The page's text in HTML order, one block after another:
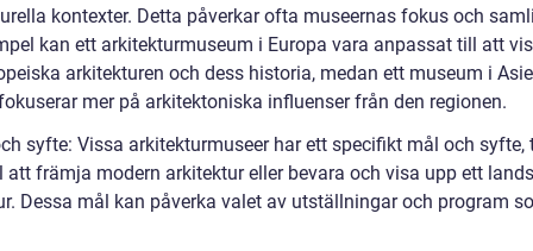
kontexter. Detta påverkar ofta museernas fokus och
kan ett arkitekturmuseum i Europa vara anpassat till att
arkitekturen och dess historia, medan ett museum i
mer på arkitektoniska influenser från den regionen.
syfte: Vissa arkitekturmuseer har ett specifikt mål och syfte,
att främja modern arkitektur eller bevara och visa upp ett
Dessa mål kan påverka valet av utställningar och program